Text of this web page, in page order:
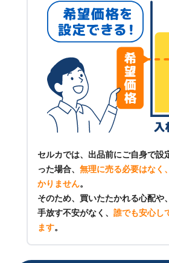
セルカでは、出品前にご自身で設
った場合、 無理に売る必要はなく
かりません。
そのため、買いたたかれる心配や
手放す不安がなく、 誰でも安心し
ます。